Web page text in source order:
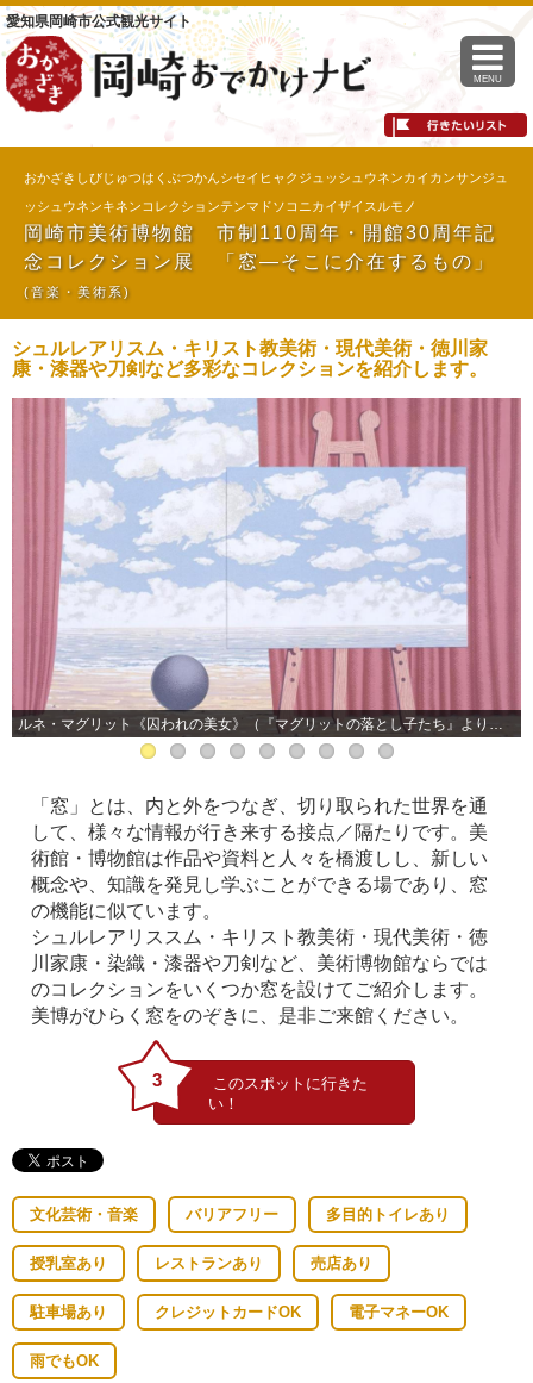
愛知県岡崎市公式観光サイト
MENU
おかざきしびじゅつはくぶつかんシセイヒャクジュッシュウネンカイカンサンジュ
ッシュウネンキネンコレクションテンマドソコニカイザイスルモノ
岡崎市美術博物館 市制110周年・開館30周年記
念コレクション展 「窓―そこに介在するもの」
(音楽・美術系)
シュルレアリスム・キリスト教美術・現代美術・徳川家
康・漆器や刀剣など多彩なコレクションを紹介します。
「窓」とは、内と外をつなぎ、切り取られた世界を通
して、様々な情報が行き来する接点／隔たりです。美
術館・博物館は作品や資料と人々を橋渡しし、新しい
概念や、知識を発見し学ぶことができる場であり、窓
の機能に似ています。
シュルレアリススム・キリスト教美術・現代美術・徳
川家康 ・染織・漆器や刀剣など、美術博物館ならでは
のコレクションをいくつか窓を設けてご紹介します。
美博がひらく窓をのぞきに、是非ご来館ください。
3
文化芸術・音楽 バリアフリー 多目的トイレあり
授乳室あり レストランあり 売店あり
駐車場あり クレジットカードOK 電子マネーOK
雨でもOK